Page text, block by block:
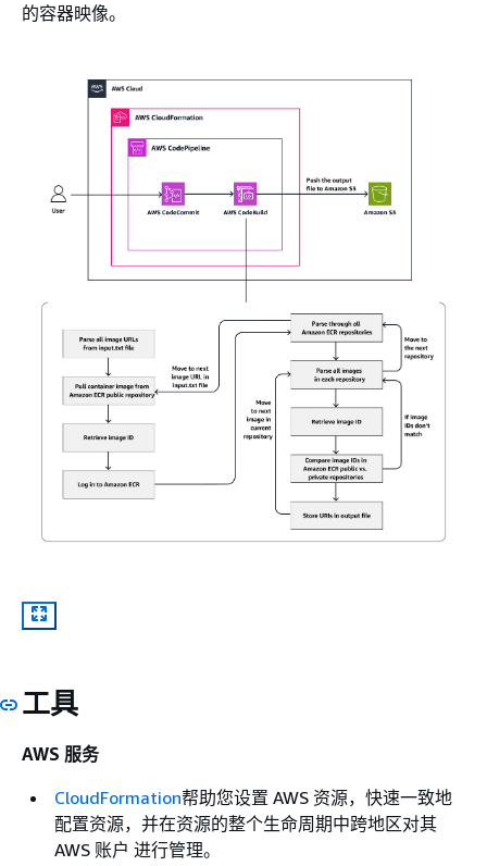
的容器映像。
工具
AWS 服务
CloudFormation帮助您设置 AWS 资源，快速一致地
配置资源，并在资源的整个生命周期中跨地区对其
AWS 账户 进行管理。